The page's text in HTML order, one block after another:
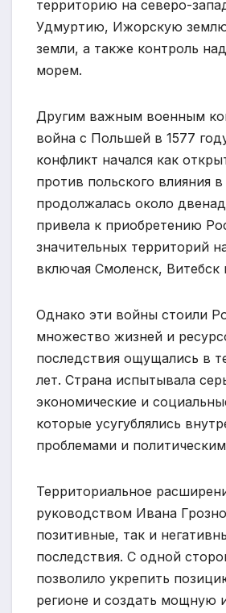
территорию на северо-
Удмуртию, Ижорскую
земли, а также контроль
морем.
Другим важным военным
война с Польшей в 1577
конфликт начался как
против польского влияния
продолжалась около
привела к приобретению
значительных территорий
включая Смоленск, Витебск
Однако эти войны стоили
множество жизней и
последствия ощущались в
лет. Страна испытывала
экономические и
которые усугублялись
проблемами и
Территориальное
руководством Ивана
позитивные, так и
последствия. С одной
позволило укрепить
регионе и создать мощную